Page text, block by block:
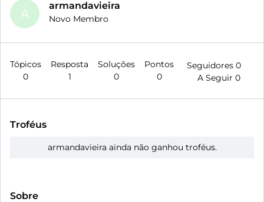
A
armandavieira
Novo Membro
Tópicos
0
Resposta
1
Soluções
0
Pontos
0
Seguidores 0
A Seguir 0
Troféus
armandavieira ainda não ganhou troféus.
Sobre